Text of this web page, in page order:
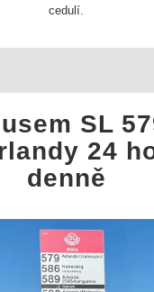
cedulí.
SL
24
denně